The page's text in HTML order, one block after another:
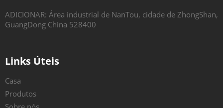
ADICIONAR: Área industrial de NanTou, cidade de ZhongShan,
GuangDong China 528400
Links Úteis
Casa
Produtos